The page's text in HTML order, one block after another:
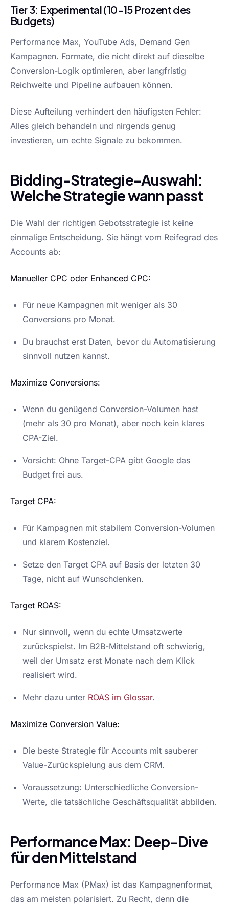
Tier 3: Experimental (10-15 Prozent des
Budgets)
Performance Max, YouTube Ads, Demand Gen
Kampagnen. Formate, die nicht direkt auf dieselbe
Conversion-Logik optimieren, aber langfristig
Reichweite und Pipeline aufbauen können.
Diese Aufteilung verhindert den häufigsten Fehler:
Alles gleich behandeln und nirgends genug
investieren, um echte Signale zu bekommen.
Bidding-Strategie-Auswahl:
Welche Strategie wann passt
Die Wahl der richtigen Gebotsstrategie ist keine
einmalige Entscheidung. Sie hängt vom Reifegrad des
Accounts ab:
Manueller CPC oder Enhanced CPC:
Für neue Kampagnen mit weniger als 30
Conversions pro Monat.
Du brauchst erst Daten, bevor du Automatisierung
sinnvoll nutzen kannst.
Maximize Conversions:
Wenn du genügend Conversion-Volumen hast
(mehr als 30 pro Monat), aber noch kein klares
CPA-Ziel.
Vorsicht: Ohne Target-CPA gibt Google das
Budget frei aus.
Target CPA:
Für Kampagnen mit stabilem Conversion-Volumen
und klarem Kostenziel.
Setze den Target CPA auf Basis der letzten 30
Tage, nicht auf Wunschdenken.
Target ROAS:
Nur sinnvoll, wenn du echte Umsatzwerte
zurückspielst. Im B2B-Mittelstand oft schwierig,
weil der Umsatz erst Monate nach dem Klick
realisiert wird.
Mehr dazu unter ROAS im Glossar.
Maximize Conversion Value:
Die beste Strategie für Accounts mit sauberer
Value-Zurückspielung aus dem CRM.
Voraussetzung: Unterschiedliche Conversion-
Werte, die tatsächliche Geschäftsqualität abbilden.
Performance Max: Deep-Dive
für den Mittelstand
Performance Max (PMax) ist das Kampagnenformat,
das am meisten polarisiert. Zu Recht, denn die